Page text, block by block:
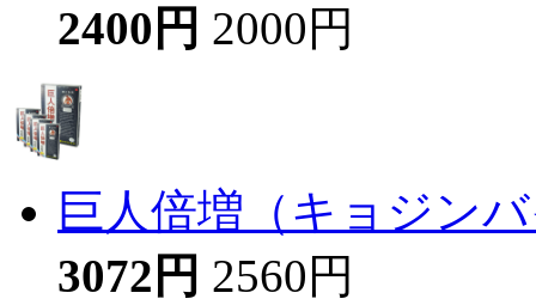
2400円 2000円
巨人倍増（キョジン
3072円 2560円